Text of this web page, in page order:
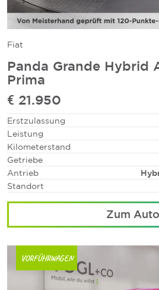
Fiat
Panda Grande Hybrid
Prima
€ 21.950
Erstzulassung
Leistung
Kilometerstand
Getriebe
Antrieb
Standort
Zum Auto
VORFÜHRWAGEN